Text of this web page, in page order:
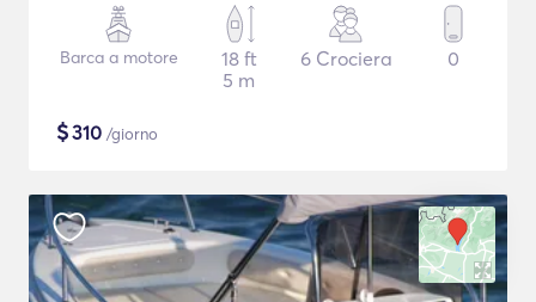
Barca a motore
18 ft
5 m
6 Crociera 0
$310 /giorno